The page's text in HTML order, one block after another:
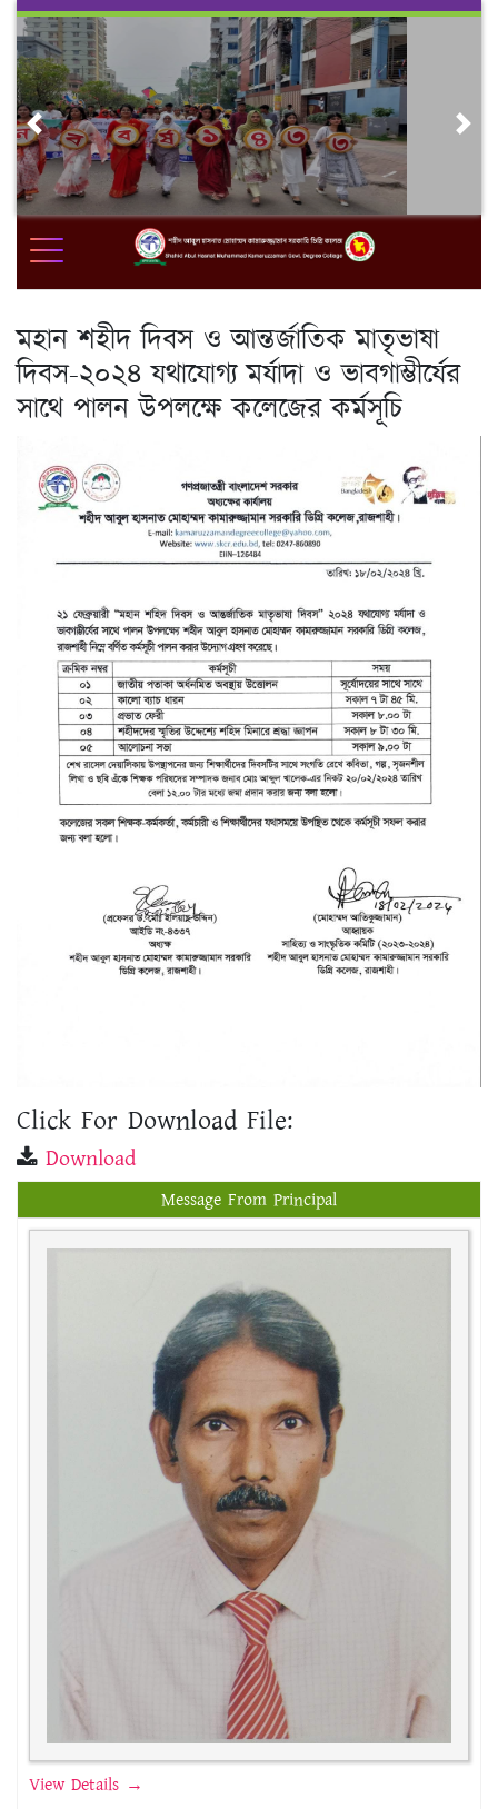
Skip
content
Previous
মহান শহীদ দিবস ও আন্তর্জাতিক মাতৃভাষা
দিবস-২০২৪ যথাযোগ্য মর্যাদা ও ভাবগাম্ভীর্যের
সাথে পালন উপলক্ষে কলেজের কর্মসূচি
Click For Download File:
Download
Message From Principal
View Details →